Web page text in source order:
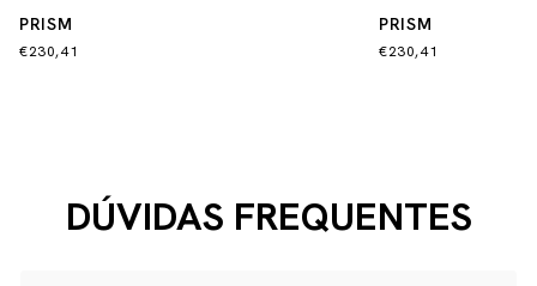
PRISM
€230,41
PRISM
€230,41
DÚVIDAS FREQUENTES